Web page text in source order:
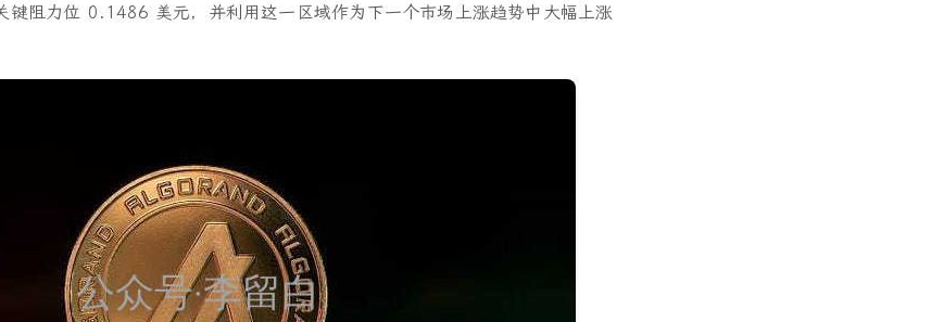
键阻力位 0.1486 美元，并利用这一区域作为下一个市场上涨趋势中大幅上涨